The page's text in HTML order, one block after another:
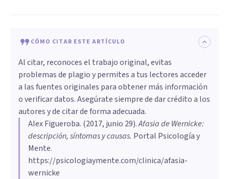
CÓMO CITAR ESTE ARTÍCULO
Al citar, reconoces el trabajo original, evitas
problemas de plagio y permites a tus lectores acceder
a las fuentes originales para obtener más información
o verificar datos. Asegúrate siempre de dar crédito a los
autores y de citar de forma adecuada.
Alex Figueroba. (2017, junio 29).Afasia de Wernicke:
descripción, síntomas y causas. Portal Psicología y
Mente.
https://psicologiaymente.com/clinica/afasia-
wernicke